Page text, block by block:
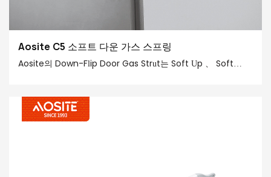
Aosite C5 소프트 다운 가스 스프링
Aosite의 Down-Flip Door Gas Strut는 Soft Up 、 Soft
, 전례없는 부드러운 경험을 제공합니다. 모든 종류의 캐비닛,
벽 캐비닛 및 숨겨진 도어 디자인에 완벽하게 조정되어 우수한